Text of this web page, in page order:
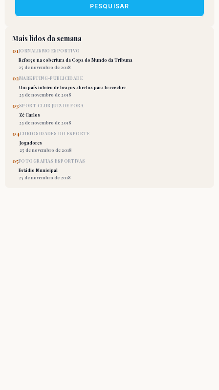
PESQUISAR
Mais lidos da semana
01JORNALISMO ESPORTIVO
Reforço na cobertura da Copa do Mundo da Tribuna
25 de novembro de 2018
02MARKETING-PUBLICIDADE
Um país inteiro de braços abertos para te receber
25 de novembro de 2018
03SPORT CLUB JUIZ DE FORA
Zé Carlos
25 de novembro de 2018
04CURIOSIDADES DO ESPORTE
Jogadores
25 de novembro de 2018
05FOTOGRAFIAS ESPORTIVAS
Estádio Municipal
25 de novembro de 2018